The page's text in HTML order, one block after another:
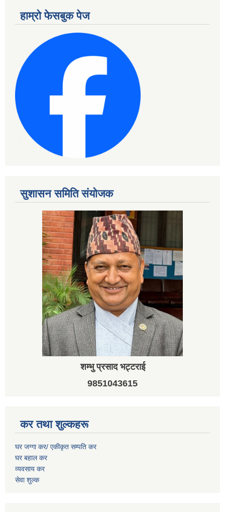
हाम्रो फेसबुक पेज
सुशासन समिति संयोजक
शम्भु प्रसाद भट्टराई
9851043615
कर तथा शुल्कहरू
घर जग्गा कर/ एकीकृत सम्पति कर
घर बहाल कर
व्यवसाय कर
सेवा शुल्क